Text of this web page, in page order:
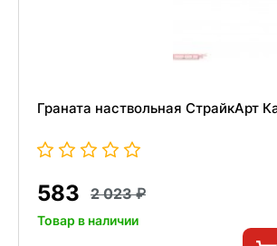
Граната наствольная СтрайкАрт
583 2 023
Товар в наличии